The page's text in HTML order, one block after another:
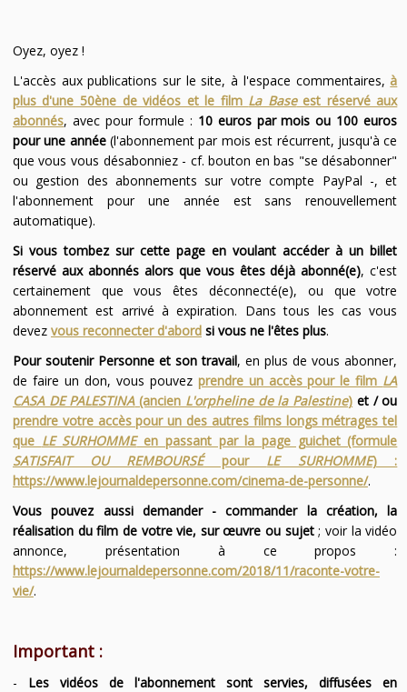
Oyez, oyez !
L'accès aux publications sur le site, à l'espace commentaires,à
plus d'une 50ène de vidéos et le film La Baseest réservé aux
abonnés, avec pour formule : 10 euros par mois ou 100 euros
pour une année(l'abonnement par mois est récurrent, jusqu'à ce
que vous vous désabonniez - cf. bouton en bas "se désabonner"
ou gestion des abonnements sur votre compte PayPal -, et
l'abonnement pour une année est sans renouvellement
automatique).
Si vous tombez sur cette page en voulant accéder à un billet
réservé aux abonnés alors que vous êtes déjà abonné(e), c'est
certainement que vous êtes déconnecté(e), ou que votre
abonnement est arrivé à expiration. Dans tous les cas vous
devez vous reconnecter d'abordsi vous ne l'êtes plus.
Pour soutenir Personne et son travail, en plus de vous abonner,
de faire un don, vous pouvez prendre un accès pour le film LA
CASA DE PALESTINA(ancien L'orpheline de la Palestine) et / ou
prendre votre accès pour un des autres films longs métrages tel
que LE SURHOMMEen passant par la page guichet (formule
SATISFAIT OU REMBOURSÉpour LE SURHOMME) :
https://www.lejournaldepersonne.com/cinema-de-personne/.
Vous pouvez aussi demander - commander la création, la
réalisation du film de votre vie, sur œuvre ou sujet; voir la vidéo
annonce, présentation à ce propos :
https://www.lejournaldepersonne.com/2018/11/raconte-votre-
vie/.
Important :
- Les vidéos de l'abonnement sont servies, diffusées en